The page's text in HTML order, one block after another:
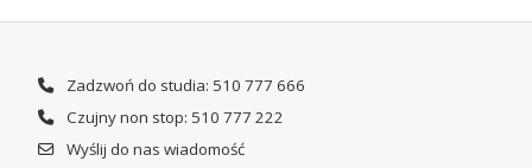
Zadzwoń do studia: 510 777 666
Czujny non stop: 510 777 222
Wyślij do nas wiadomość